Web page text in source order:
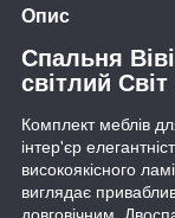
Опис
Спальня
світлий
Комплект меблів
інтер'єр
високоякісного
виглядає